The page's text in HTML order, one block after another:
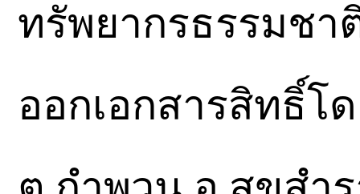
ทรัพยากรธรรมช
ออกเอกสารสิทธิ์โ